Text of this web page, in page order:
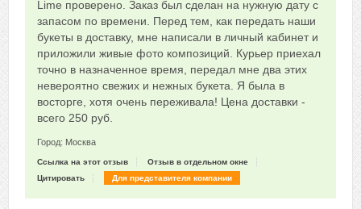
Lime проверено. Заказ был сделан на нужную дату с
запасом по времени. Перед тем, как передать наши
букеты в доставку, мне написали в личный кабинет и
приложили живые фото композиций. Курьер приехал
точно в назначенное время, передал мне два этих
невероятно свежих и нежных букета. Я была в
восторге, хотя очень переживала! Цена доставки -
всего 250 руб.
Город: Москва
Ссылка на этот отзыв
Отзыв в отдельном окне
Цитировать
Для представителя компании